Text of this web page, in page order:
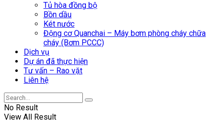
Tủ hòa đồng bộ
Bồn dầu
Két nước
Động cơ Quanchai – Máy bơm phòng cháy chữa
cháy (Bơm PCCC)
Dịch vụ
Dự án đã thực hiện
Tư vấn – Rao vặt
Liên hệ
No Result
View All Result